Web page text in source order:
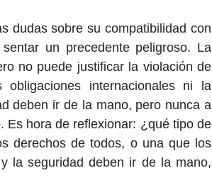
dudas sobre su compatibilidad con
un precedente peligroso. La
no puede justificar la violación de
internacionales ni la
deben ir de la mano, pero nunca a
Es hora de reflexionar: ¿qué tipo de
derechos de todos, o una que los
la seguridad deben ir de la mano,